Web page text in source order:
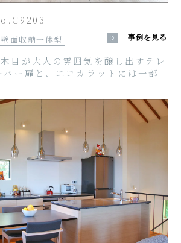
壁面収納一体型 事例を見る
目が大人の雰囲気を醸し出すテレ
バー扉と、エコカラットには一部